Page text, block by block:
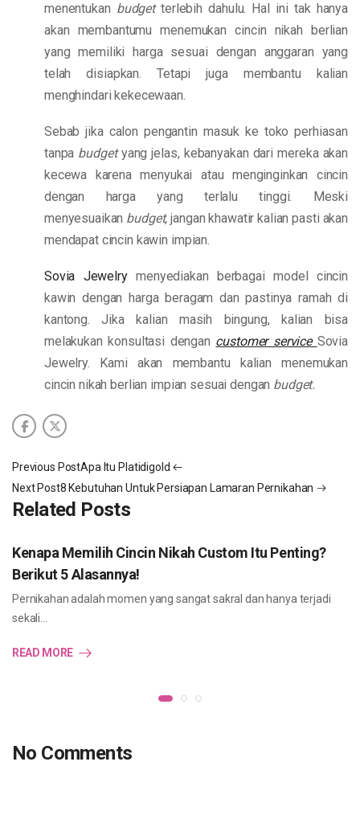
menentukan budgetterlebih dahulu. Hal ini tak hanya
akan membantumu menemukan cincin nikah berlian
yang memiliki harga sesuai dengan anggaran yang
telah disiapkan. Tetapi juga membantu kalian
menghindari kekecewaan.
Sebab jika calon pengantin masuk ke toko perhiasan
tanpa budgetyang jelas, kebanyakan dari mereka akan
kecewa karena menyukai atau menginginkan cincin
dengan harga yang terlalu tinggi. Meski
menyesuaikan budget, jangan khawatir kalian pasti akan
mendapat cincin kawin impian.
Sovia Jewelrymenyediakan berbagai model cincin
kawin dengan harga beragam dan pastinya ramah di
kantong. Jika kalian masih bingung, kalian bisa
melakukan konsultasi dengan customer service Sovia
Jewelry. Kami akan membantu kalian menemukan
cincin nikah berlian impian sesuai dengan budget.
Previous PostApa Itu Platidigold
Next Post8 Kebutuhan Untuk Persiapan Lamaran Pernikahan
Related Posts
Kenapa Memilih Cincin Nikah Custom Itu Penting?
Berikut 5 Alasannya!
Pernikahan adalah momen yang sangat sakral dan hanya terjadi
sekali…
READ MORE
No Comments